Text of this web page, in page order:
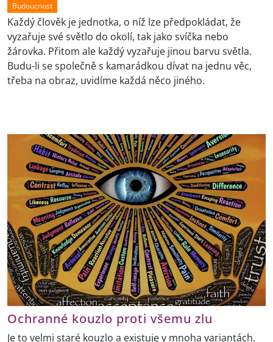
Budoucnost
Každý člověk je jednotka, o níž lze předpokládat, že
vyzařuje své světlo do okolí, tak jako svíčka nebo
žárovka. Přitom ale každý vyzařuje jinou barvu světla.
Budu-li se společně s kamarádkou dívat na jednu věc,
třeba na obraz, uvidíme každá něco jiného.
Ochranné kouzlo proti všemu zlu
Je to velmi staré kouzlo a existuje v mnoha variantách.